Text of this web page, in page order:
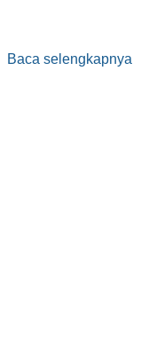
Baca selengkapnya